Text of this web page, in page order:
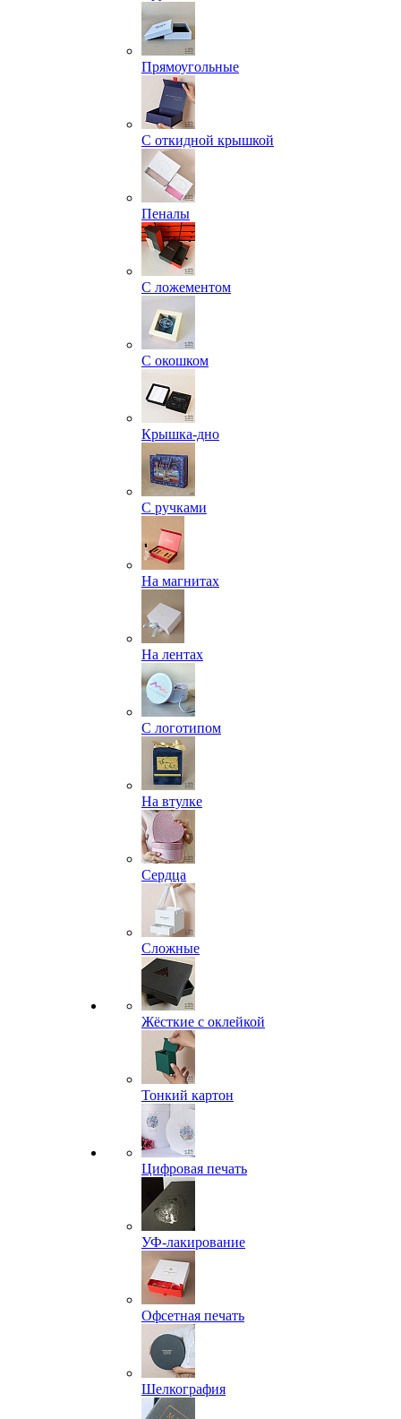
Прямоугольные
С откидной крышкой
Пеналы
С ложементом
С окошком
Крышка-дно
С ручками
На магнитах
На лентах
С логотипом
На втулке
Сердца
Сложные
Жёсткие с оклейкой
Тонкий картон
Цифровая печать
УФ-лакирование
Офсетная печать
Шелкография